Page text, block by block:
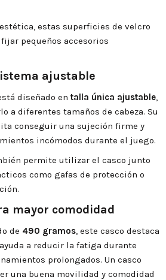
estas superficies de velcro
pequeños accesorios
ajustable
diseñado en talla única ajustable,
a diferentes tamaños de cabeza. Su
conseguir una sujeción firme y
incómodos durante el juego.
permite utilizar el casco junto
como gafas de protección o
mayor comodidad
de 490 gramos, este casco destaca
a reducir la fatiga durante
prolongados. Un casco
una buena movilidad y comodidad